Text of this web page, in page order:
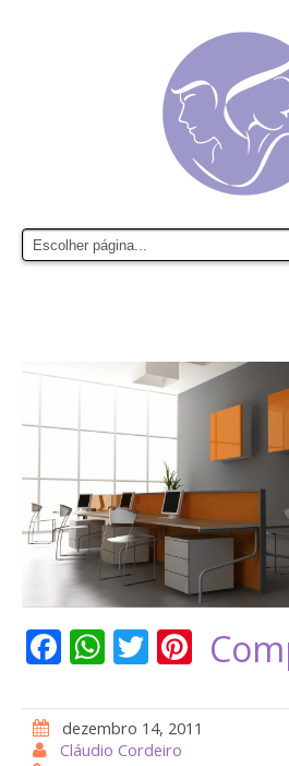
F
e
b
W
at
s
T
itt
er
Pi
er
dezembro 14, 2011
Cláudio Cordeiro